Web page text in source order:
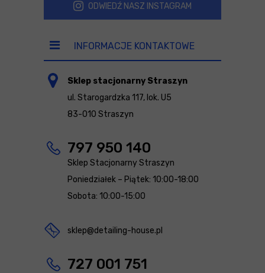
ODWIEDŹ NASZ INSTAGRAM
INFORMACJE KONTAKTOWE
Sklep stacjonarny Straszyn
ul. Starogardzka 117, lok. U5
83-010 Straszyn
797 950 140
Sklep Stacjonarny Straszyn
Poniedziałek – Piątek: 10:00-18:00
Sobota: 10:00-15:00
sklep@detailing-house.pl
727 001 751